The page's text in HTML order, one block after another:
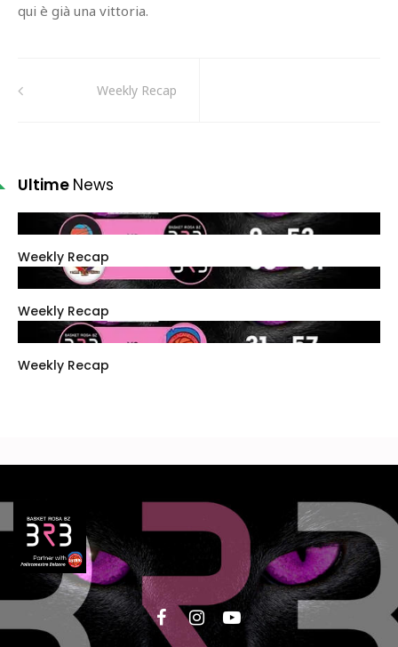
qui è già una vittoria.
Weekly Recap
Ultime News
Weekly Recap
Weekly Recap
Weekly Recap